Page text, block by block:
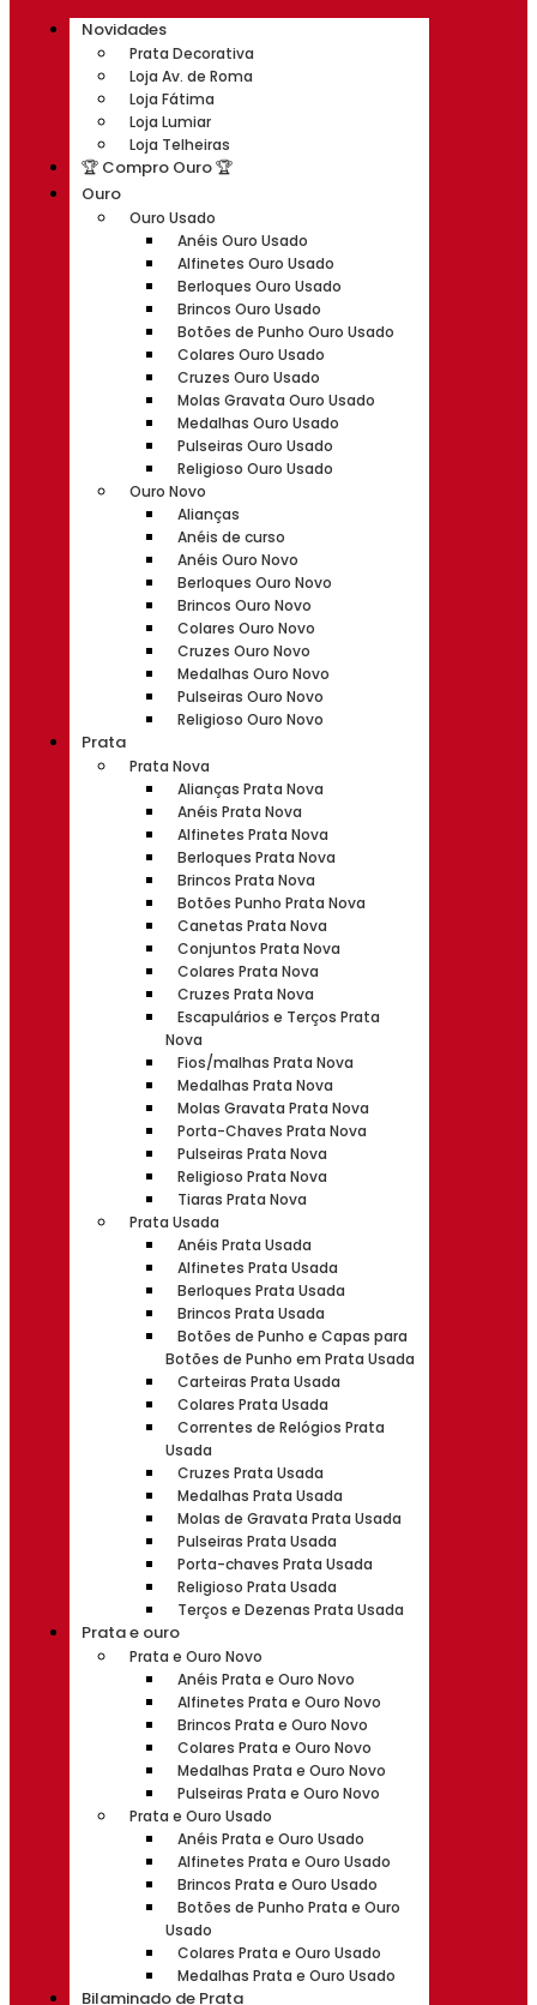
Novidades
Prata Decorativa
Loja Av. de Roma
Loja Fátima
Loja Lumiar
Loja Telheiras
🏆 Compro Ouro 🏆
Ouro
Ouro Usado
Anéis Ouro Usado
Alfinetes Ouro Usado
Berloques Ouro Usado
Brincos Ouro Usado
Botões de Punho Ouro Usado
Colares Ouro Usado
Cruzes Ouro Usado
Molas Gravata Ouro Usado
Medalhas Ouro Usado
Pulseiras Ouro Usado
Religioso Ouro Usado
Ouro Novo
Alianças
Anéis de curso
Anéis Ouro Novo
Berloques Ouro Novo
Brincos Ouro Novo
Colares Ouro Novo
Cruzes Ouro Novo
Medalhas Ouro Novo
Pulseiras Ouro Novo
Religioso Ouro Novo
Prata
Prata Nova
Alianças Prata Nova
Anéis Prata Nova
Alfinetes Prata Nova
Berloques Prata Nova
Brincos Prata Nova
Botões Punho Prata Nova
Canetas Prata Nova
Conjuntos Prata Nova
Colares Prata Nova
Cruzes Prata Nova
Escapulários e Terços Prata
Nova
Fios/malhas Prata Nova
Medalhas Prata Nova
Molas Gravata Prata Nova
Porta-Chaves Prata Nova
Pulseiras Prata Nova
Religioso Prata Nova
Tiaras Prata Nova
Prata Usada
Anéis Prata Usada
Alfinetes Prata Usada
Berloques Prata Usada
Brincos Prata Usada
Botões de Punho e Capas para
Botões de Punho em Prata Usada
Carteiras Prata Usada
Colares Prata Usada
Correntes de Relógios Prata
Usada
Cruzes Prata Usada
Medalhas Prata Usada
Molas de Gravata Prata Usada
Pulseiras Prata Usada
Porta-chaves Prata Usada
Religioso Prata Usada
Terços e Dezenas Prata Usada
Prata e ouro
Prata e Ouro Novo
Anéis Prata e Ouro Novo
Alfinetes Prata e Ouro Novo
Brincos Prata e Ouro Novo
Colares Prata e Ouro Novo
Medalhas Prata e Ouro Novo
Pulseiras Prata e Ouro Novo
Prata e Ouro Usado
Anéis Prata e Ouro Usado
Alfinetes Prata e Ouro Usado
Brincos Prata e Ouro Usado
Botões de Punho Prata e Ouro
Usado
Colares Prata e Ouro Usado
Medalhas Prata e Ouro Usado
Bilaminado de Prata